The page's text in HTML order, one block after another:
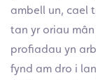
ambell un, cael
tan yr oriau
profiadau yn
fynd am dro i